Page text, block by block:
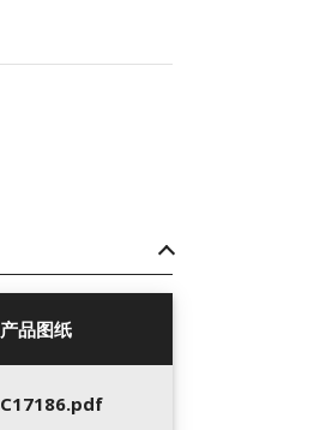
产品图纸
C17186.pdf